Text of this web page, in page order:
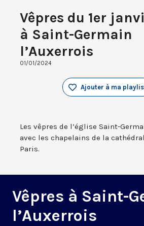
Vêpres du 1er
à Saint-Germain
l’Auxerrois
01/01/2024
Ajouter à ma
Les vêpres de l’église Saint-
avec les chapelains de la
Paris.
Vêpres à Saint-
l’Auxerrois